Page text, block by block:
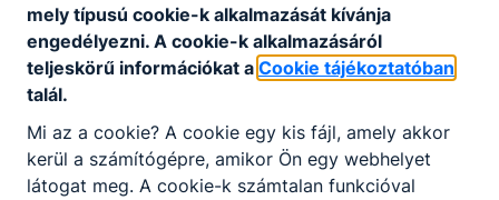
Nincs találat
mely típusú cookie-k alkalmazását kívánja
engedélyezni. A cookie-k alkalmazásáról
teljeskörű információkat a Cookie tájékoztatóban
talál.
Mi az a cookie? A cookie egy kis fájl, amely akkor
kerül a számítógépre, amikor Ön egy webhelyet
látogat meg. A cookie-k számtalan funkcióval